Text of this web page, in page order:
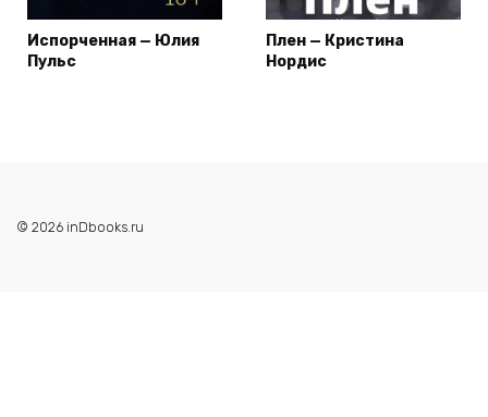
Испорченная — Юлия
Пульс
Плен — Кристина
Нордис
© 2026 inDbooks.ru